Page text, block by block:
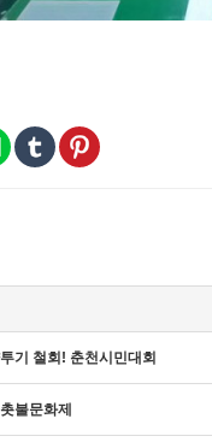
기 철회! 춘천시민대회
불문화제